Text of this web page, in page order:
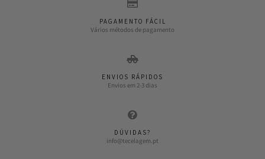
PAGAMENTO FÁCIL
Vários métodos de pagamento
ENVIOS RÁPIDOS
Envios em 2-3 dias
DÚVIDAS?
info@tecelagem.pt